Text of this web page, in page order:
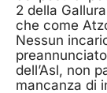
2 della
che come
Nessun
dell’Asl, non
mancanza di